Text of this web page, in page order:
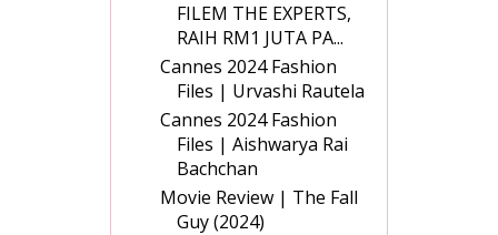
FILEM THE EXPERTS,
RAIH RM1 JUTA PA...
Cannes 2024 Fashion
Files | Urvashi Rautela
Cannes 2024 Fashion
Files | Aishwarya Rai
Bachchan
Movie Review | The Fall
Guy (2024)